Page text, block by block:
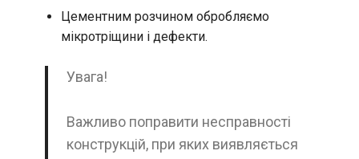
Цементним розчином обробляємо
мікротріщини і дефекти.
Увага!
Важливо поправити несправності
конструкцій, при яких виявляється